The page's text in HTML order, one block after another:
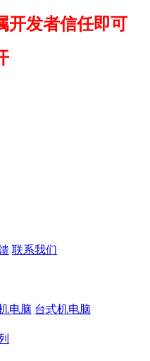
开发者信任即可
联系我们
电脑 台式机电脑